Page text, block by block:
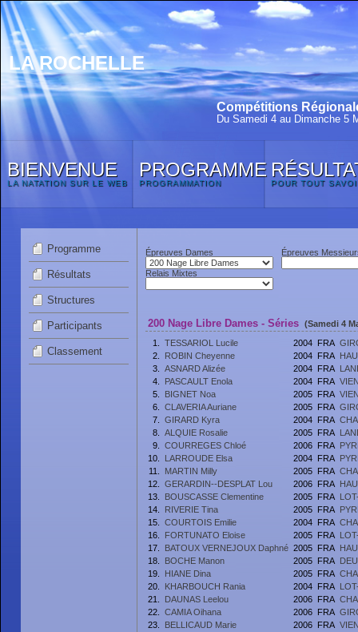
LA ROCHELLE
Compétitions
Du Samedi 4 au Dimanche 5
BIENVENUE
LA NATATION SUR LE WEB
PROGRAMME
PROGRAMMATION POUR TOUT
Programme
Résultats
Structures
Participants
Classement
Épreuves Dames Épreuves
Relais Mixtes
200 Nage Libre Dames - Séries (Samedi 4
1.
TESSARIOL Lucile 2004 FRA
2.
ROBIN Cheyenne 2004 FRA
3.
ASNARD Alizée 2004 FRA
4.
PASCAULT Enola 2004 FRA
5.
BIGNET Noa 2005 FRA
6.
CLAVERIA Auriane 2005 FRA
7.
GIRARD Kyra 2004 FRA
8.
ALQUIE Rosalie 2005 FRA
9.
COURREGES Chloé 2006 FRA
10.
LARROUDE Elsa 2004 FRA
11.
MARTIN Milly 2005 FRA
12.
GERARDIN--DESPLAT Lou 2006 FRA
13.
BOUSCASSE Clementine 2005 FRA
14.
RIVERIE Tina 2005 FRA
15.
COURTOIS Emilie 2004 FRA
16.
FORTUNATO Eloise 2005 FRA
17.
BATOUX VERNEJOUX Daphné 2005 FRA
18.
BOCHE Manon 2005 FRA
19.
HIANE Dina 2005 FRA
20.
KHARBOUCH Rania 2004 FRA
21.
DAUNAS Leelou 2006 FRA
22.
CAMIA Oihana 2006 FRA
23.
BELLICAUD Marie 2006 FRA